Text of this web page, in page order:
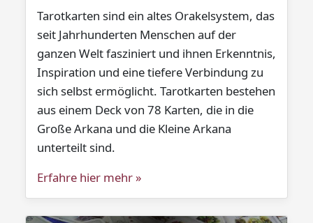
Tarotkarten sind ein altes Orakelsystem, das
seit Jahrhunderten Menschen auf der
ganzen Welt fasziniert und ihnen Erkenntnis,
Inspiration und eine tiefere Verbindung zu
sich selbst ermöglicht. Tarotkarten bestehen
aus einem Deck von 78 Karten, die in die
Große Arkana und die Kleine Arkana
unterteilt sind.
Erfahre hier mehr »